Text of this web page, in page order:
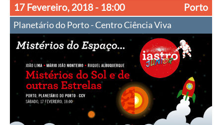
17 Fevereiro, 2018 - 18:00 Porto
Planetário do Porto - Centro Ciência Viva